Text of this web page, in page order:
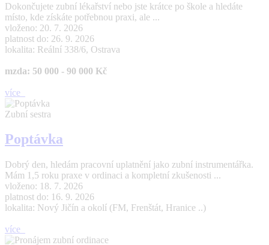
Dokončujete zubní lékařství nebo jste krátce po škole a hledáte
místo, kde získáte potřebnou praxi, ale ...
vloženo: 20. 7. 2026
platnost do: 26. 9. 2026
lokalita: Reální 338/6, Ostrava
mzda: 50 000 - 90 000 Kč
více
Zubní sestra
Poptávka
Dobrý den, hledám pracovní uplatnění jako zubní instrumentářka.
Mám 1,5 roku praxe v ordinaci a kompletní zkušenosti ...
vloženo: 18. 7. 2026
platnost do: 16. 9. 2026
lokalita: Nový Jičín a okolí (FM, Frenštát, Hranice ..)
více